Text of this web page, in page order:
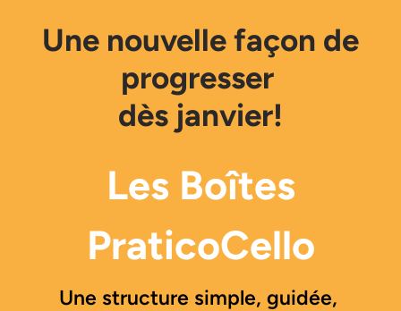
Une nouvelle façon de
progresser
dès janvier!
Les Boîtes
PraticoCello
Une structure simple, guidée,